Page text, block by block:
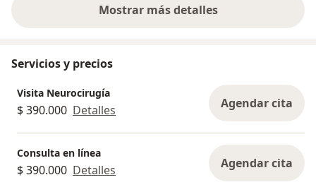
Mostrar más detalles
sobre la experiencia
Servicios y precios
Visita Neurocirugía
$ 390.000 Detalles Agendar cita
Consulta en línea
$ 390.000 Detalles Agendar cita